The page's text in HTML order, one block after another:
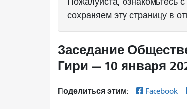
сохраняем эту страницу в
Заседание
Гири — 10 января
Поделиться этим: Facebook